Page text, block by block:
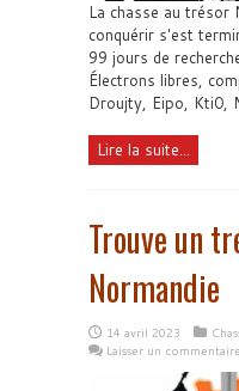
La chasse au trésor
conquérir s'est
99 jours de
Électrons libres,
Droujty, Eipo, Kti0,
Lire la suite...
Trouve un
Normandie
14 avril 2023
Laisser un commentaire